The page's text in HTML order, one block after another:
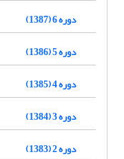
دوره 6 (1387)
دوره 5 (1386)
دوره 4 (1385)
دوره 3 (1384)
دوره 2 (1383)